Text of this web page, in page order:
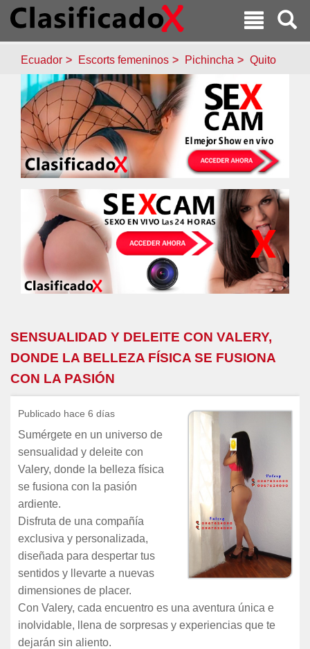
Ecuador Escorts femeninos Pichincha Quito
SENSUALIDAD Y DELEITE CON VALERY,
DONDE LA BELLEZA FÍSICA SE FUSIONA
CON LA PASIÓN
Publicado hace 6 días
Sumérgete en un universo de
sensualidad y deleite con
Valery, donde la belleza física
se fusiona con la pasión
ardiente.
Disfruta de una compañía
exclusiva y personalizada,
diseñada para despertar tus
sentidos y llevarte a nuevas
dimensiones de placer.
Con Valery, cada encuentro es una aventura única e
inolvidable, llena de sorpresas y experiencias que te
dejarán sin aliento.